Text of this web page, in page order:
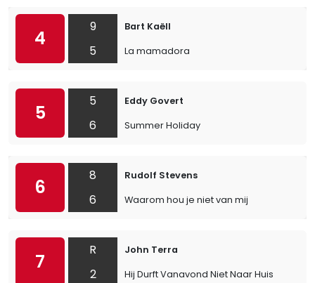
4
9
5
Bart Kaëll
La mamadora
5
5
6
Eddy Govert
Summer Holiday
6
8
6
Rudolf Stevens
Waarom hou je niet van mij
7
R
2
John Terra
Hij Durft Vanavond Niet Naar Huis